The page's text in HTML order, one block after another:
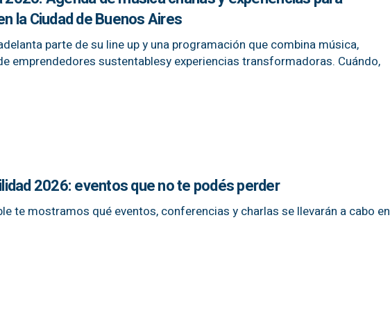
la Ciudad de Buenos Aires
parte de su line up y una programación que combina música,
emprendedores sustentablesy experiencias transformadoras. Cuándo,
2026: eventos que no te podés perder
te mostramos qué eventos, conferencias y charlas se llevarán a cabo en